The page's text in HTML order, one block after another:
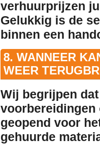
verhuurprijzen
Gelukkig is de
binnen een
8. WANNEER
WEER
Wij begrijpen
geopend voor
gehuurde